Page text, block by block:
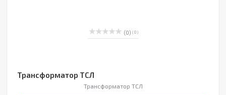
(0) ( 0 )
Трансформатор ТСЛ
Трансформатор ТСЛ